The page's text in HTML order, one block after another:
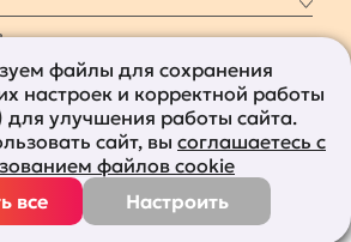
7009 161 Заказать звонок
© 2011-2026bolshepodarkov.ru
файлы для сохранения
настроек и корректной работы
для улучшения работы сайта.
сайт, вы соглашаетесь с
файлов cookie
все
Настроить